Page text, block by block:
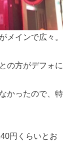
メインで広々。
の方がデフォに
かったので、特
円くらいとお